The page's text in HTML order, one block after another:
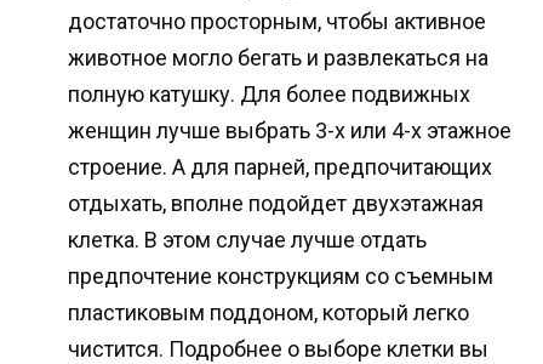
достаточно просторным, чтобы активное
животное могло бегать и развлекаться на
полную катушку. Для более подвижных
женщин лучше выбрать 3-х или 4-х этажное
строение. А для парней, предпочитающих
отдыхать, вполне подойдет двухэтажная
клетка. В этом случае лучше отдать
предпочтение конструкциям со съемным
пластиковым поддоном, который легко
чистится. Подробнее о выборе клетки вы